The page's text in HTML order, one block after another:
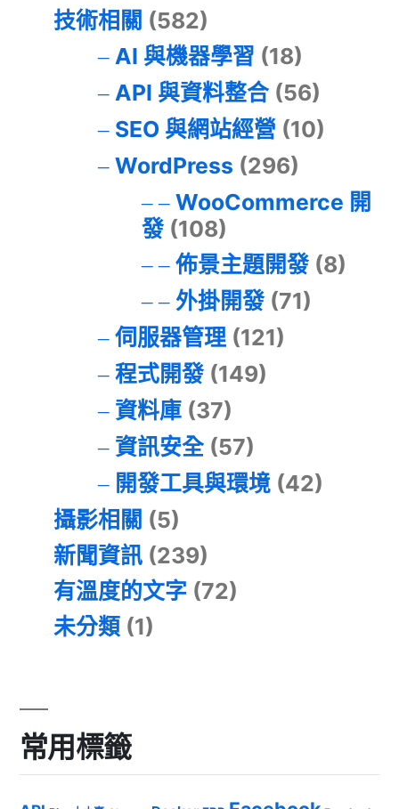
技術相關 (582)
AI 與機器學習 (18)
API 與資料整合(56)
SEO 與網站經營 (10)
WordPress (296)
WooCommerce 開
發(108)
佈景主題開發(8)
外掛開發(71)
伺服器管理(121)
程式開發(149)
資料庫(37)
資訊安全(57)
開發工具與環境(42)
攝影相關 (5)
新聞資訊 (239)
有溫度的文字 (72)
未分類 (1)
常用標籤